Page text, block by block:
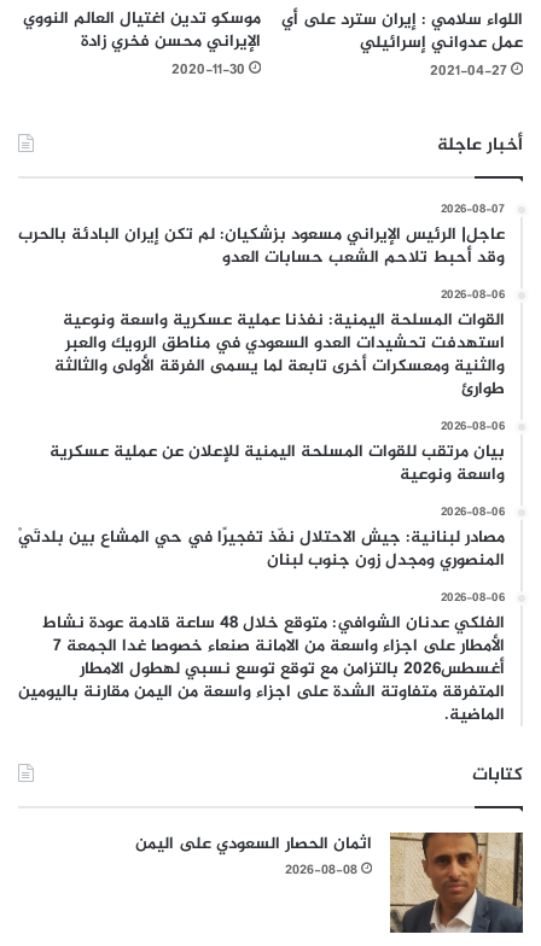
اللواء سلامي : إيران سترد على أي
عمل عدواني إسرائيلي
2021-04-27
موسكو تدين اغتيال العالم النووي
الإيراني محسن فخري زادة
2020-11-30
أخبار عاجلة
2026-08-07
عاجل| الرئيس الإيراني مسعود بزشكيان: لم تكن إيران البادئة بالحرب
وقد أحبط تلاحم الشعب حسابات العدو
2026-08-06
القوات المسلحة اليمنية: نفذنا عملية عسكرية واسعة ونوعية
استهدفت تحشيدات العدو السعودي في مناطق الرويك والعبر
والثنية ومعسكرات أخرى تابعة لما يسمى الفرقة الأولى والثالثة
طوارئ
2026-08-06
بيان مرتقب للقوات المسلحة اليمنية للإعلان عن عملية عسكرية
واسعة ونوعية
2026-08-06
مصادر لبنانية: جيش الاحتلال نفّذ تفجيرًا في حي المشاع بين بلدتَيْ
المنصوري ومجدل زون جنوب لبنان
2026-08-06
الفلكي عدنان الشوافي: متوقع خلال 48 ساعة قادمة عودة نشاط
الأمطار على اجزاء واسعة من الامانة صنعاء خصوصا غدا الجمعة 7
أغسطس2026 بالتزامن مع توقع توسع نسبي لهطول الامطار
المتفرقة متفاوتة الشدة على اجزاء واسعة من اليمن مقارنة باليومين
الماضية.
كتابات
اثمان الحصار السعودي على اليمن
2026-08-08